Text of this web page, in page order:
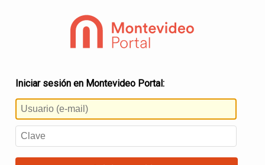
Iniciar sesión en Montevideo Portal: